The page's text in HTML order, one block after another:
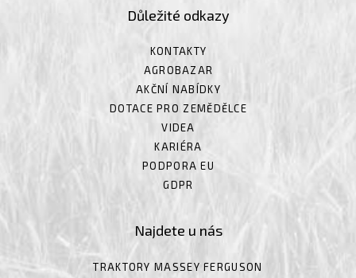
Důležité odkazy
KONTAKTY
AGROBAZAR
AKČNÍ NABÍDKY
DOTACE PRO ZEMĚDĚLCE
VIDEA
KARIÉRA
PODPORA EU
GDPR
Najdete u nás
TRAKTORY MASSEY FERGUSON